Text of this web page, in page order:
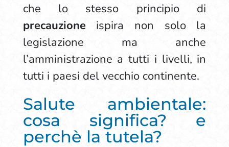
che lo stesso principio di
precauzioneispira non solo la
legislazione ma anche
l’amministrazione a tutti i livelli, in
tutti i paesi del vecchio continente.
Salute ambientale:
cosa significa? e
perchè la tutela?